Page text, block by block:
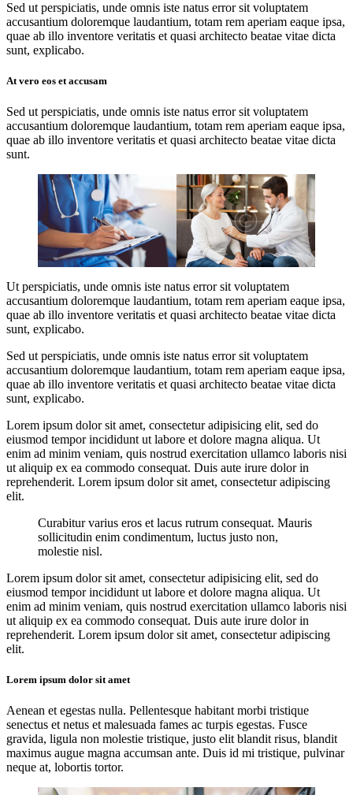
Sed ut perspiciatis, unde omnis iste natus error sit voluptatem
accusantium doloremque laudantium, totam rem aperiam eaque ipsa,
quae ab illo inventore veritatis et quasi architecto beatae vitae dicta
sunt, explicabo.
At vero eos et accusam
Sed ut perspiciatis, unde omnis iste natus error sit voluptatem
accusantium doloremque laudantium, totam rem aperiam eaque ipsa,
quae ab illo inventore veritatis et quasi architecto beatae vitae dicta
sunt.
Ut perspiciatis, unde omnis iste natus error sit voluptatem
accusantium doloremque laudantium, totam rem aperiam eaque ipsa,
quae ab illo inventore veritatis et quasi architecto beatae vitae dicta
sunt, explicabo.
Sed ut perspiciatis, unde omnis iste natus error sit voluptatem
accusantium doloremque laudantium, totam rem aperiam eaque ipsa,
quae ab illo inventore veritatis et quasi architecto beatae vitae dicta
sunt, explicabo.
Lorem ipsum dolor sit amet, consectetur adipisicing elit, sed do
eiusmod tempor incididunt ut labore et dolore magna aliqua. Ut
enim ad minim veniam, quis nostrud exercitation ullamco laboris nisi
ut aliquip ex ea commodo consequat. Duis aute irure dolor in
reprehenderit. Lorem ipsum dolor sit amet, consectetur adipiscing
elit.
Curabitur varius eros et lacus rutrum consequat. Mauris
sollicitudin enim condimentum, luctus justo non,
molestie nisl.
Lorem ipsum dolor sit amet, consectetur adipisicing elit, sed do
eiusmod tempor incididunt ut labore et dolore magna aliqua. Ut
enim ad minim veniam, quis nostrud exercitation ullamco laboris nisi
ut aliquip ex ea commodo consequat. Duis aute irure dolor in
reprehenderit. Lorem ipsum dolor sit amet, consectetur adipiscing
elit.
Lorem ipsum dolor sit amet
Aenean et egestas nulla. Pellentesque habitant morbi tristique
senectus et netus et malesuada fames ac turpis egestas. Fusce
gravida, ligula non molestie tristique, justo elit blandit risus, blandit
maximus augue magna accumsan ante. Duis id mi tristique, pulvinar
neque at, lobortis tortor.